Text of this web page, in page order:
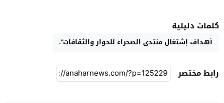
كلمات دليلية
أهداف إشتغال منتدى الصحراء للحوار والثقافات".
رابط مختصر